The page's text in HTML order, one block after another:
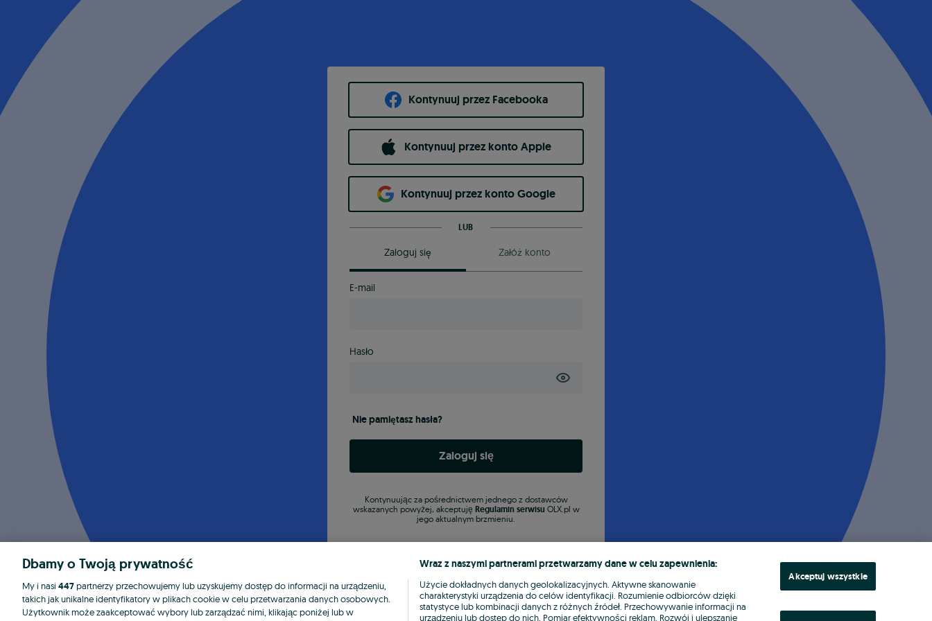
Kontynuuj przez Facebooka
Kontynuuj przez konto Apple
Kontynuuj przez konto Google
LUB
Zaloguj się Załóż konto
E-mail
Hasło
Nie pamiętasz hasła?
Zaloguj się
Kontynuując za pośrednictwem jednego z dostawców
wskazanych powyżej, akceptuję Regulamin serwisu OLX.pl w
jego aktualnym brzmieniu.
Dbamy o Twoją prywatność
My i nasi 447partnerzy przechowujemy lub uzyskujemy dostęp do informacji na urządzeniu,
takich jak unikalne identyfikatory w plikach cookie w celu przetwarzania danych osobowych.
Użytkownik może zaakceptować wybory lub zarządzać nimi, klikając poniżej lub w
Wraz z naszymi partnerami przetwarzamy dane w celu zapewnienia:
Użycie dokładnych danych geolokalizacyjnych. Aktywne skanowanie
charakterystyki urządzenia do celów identyfikacji. Rozumienie odbiorców dzięki
statystyce lub kombinacji danych z różnych źródeł. Przechowywanie informacji na
urządzeniu lub dostęp do nich. Pomiar efektywności reklam. Rozwój i ulepszanie
Akceptuj wszystkie